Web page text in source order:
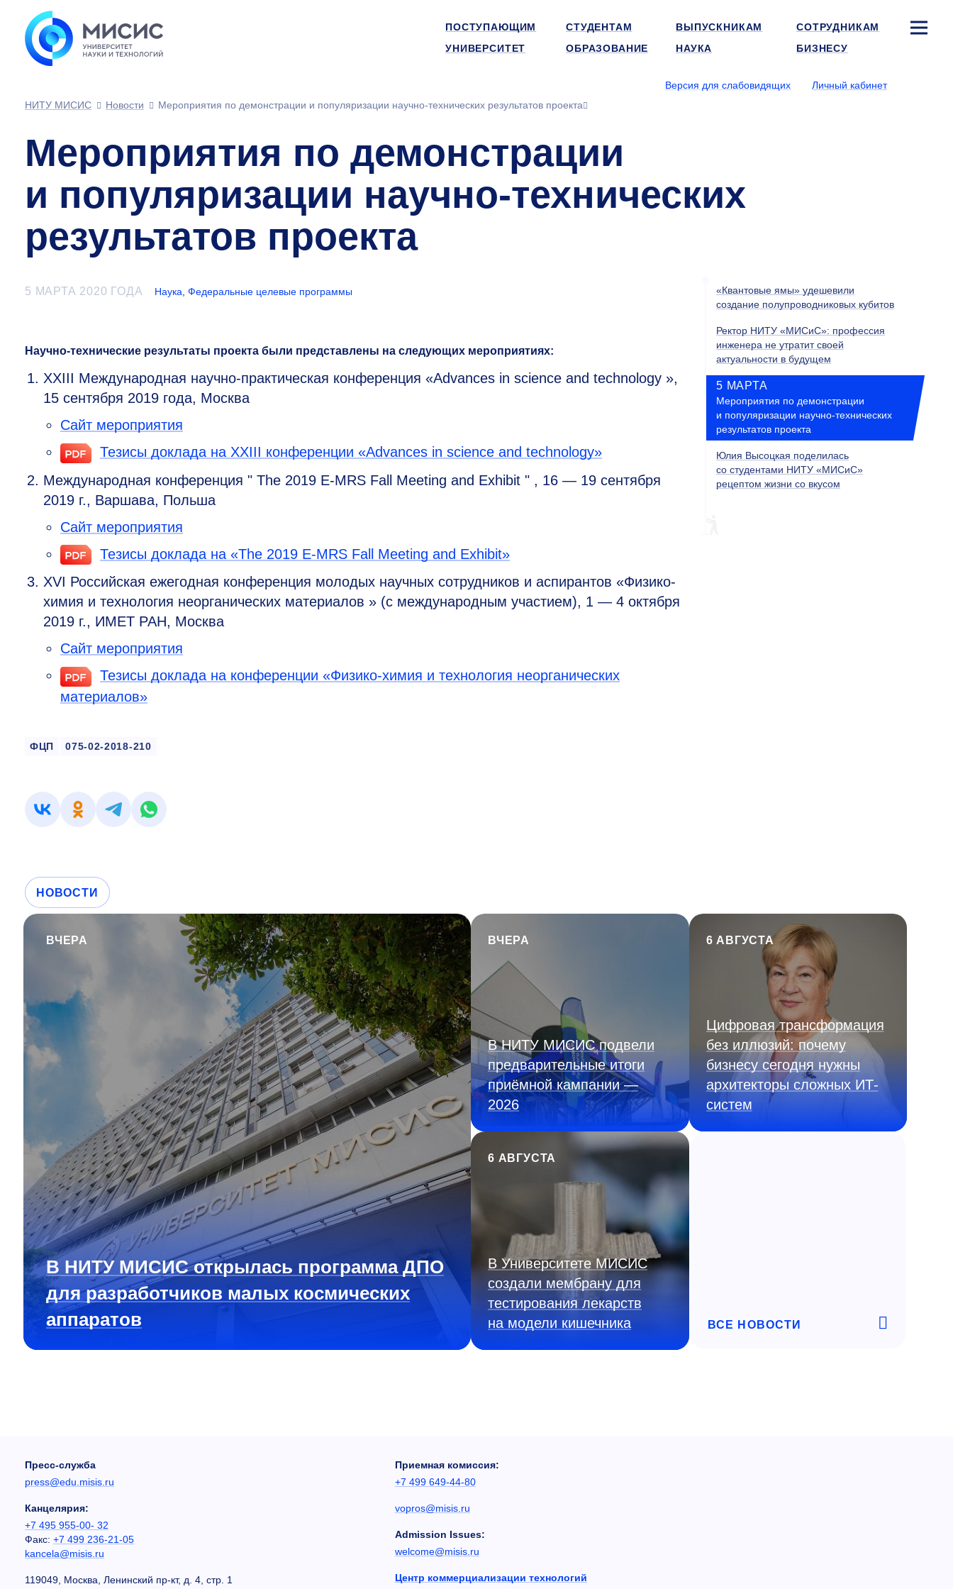
ПОСТУПАЮЩИМ СТУДЕНТАМ ВЫПУСКНИКАМ
СОТРУДНИКАМ
УНИВЕРСИТЕТ
ОБРАЗОВАНИЕ НАУКА БИЗНЕСУ
Версия для слабовидящих
Личный кабинет
НИТУ МИСИС
Новости Мероприятия по демонстрации и популяризации научно-технических результатов проекта
Мероприятия по демонстрации
и популяризации научно-технических
результатов проекта
5 МАРТА 2020 ГОДА Наука Федеральные целевые программы
Научно-технические результаты проекта были представлены на следующих мероприятиях:
XXIII Международная научно-практическая конференция «Advances in science and technology »,
15 сентября 2019 года, Москва
Сайт мероприятия
Тезисы доклада на XXIII конференции «Advances in science and technology»
Международная конференция " The 2019 E-MRS Fall Meeting and Exhibit " , 16 — 19 сентября
2019 г., Варшава, Польша
Сайт мероприятия
Тезисы доклада на «The 2019 E-MRS Fall Meeting and Exhibit»
XVI Российская ежегодная конференция молодых научных сотрудников и аспирантов «Физико-
химия и технология неорганических материалов » (с международным участием), 1 — 4 октября
2019 г., ИМЕТ РАН, Москва
Сайт мероприятия
Тезисы доклада на конференции «Физико-химия и технология неорганических
материалов»
ФЦП 075-02-2018-210
«Квантовые ямы» удешевили
создание полупроводниковых кубитов
Ректор НИТУ «МИСиС»: профессия
инженера не утратит своей
актуальности в будущем
5 МАРТА
Мероприятия по демонстрации
и популяризации научно-технических
результатов проекта
Юлия Высоцкая поделилась
со студентами НИТУ «МИСиС»
рецептом жизни со вкусом
НОВОСТИ
ВЧЕРА
В НИТУ МИСИС открылась программа ДПО
для разработчиков малых космических
аппаратов
ВЧЕРА
В НИТУ МИСИС подвели
предварительные итоги
приёмной кампании —
2026
6 АВГУСТА
Цифровая трансформация
без иллюзий: почему
бизнесу сегодня нужны
архитекторы сложных ИТ-
систем
6 АВГУСТА
В Университете МИСИС
создали мембрану для
тестирования лекарств
на модели кишечника
ВСЕ НОВОСТИ
Пресс-служба
press@edu.misis.ru
Канцелярия:
+7 495 955-00- 32
Факс: +7 499 236-21-05
kancela@misis.ru
119049, Москва, Ленинский пр-кт, д. 4, стр. 1
Приемная комиссия:
+7 499 649-44-80
vopros@misis.ru
Admission Issues:
welcome@misis.ru
Центр коммерциализации технологий